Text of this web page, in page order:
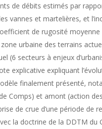
de débits estimés par
vannes et martelières, et
de rugosité
urbaine des terrains
(6 secteurs à enjeux
explicative expliquant
finalement présenté,
Comps) et amont (action
de crue d’une période
la doctrine de la DDTM